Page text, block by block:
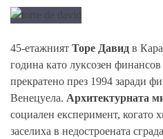
45-етажният Торе Давид в
година като луксозен
прекратено през 1994 заради
Венецуела. Архитектурната
социален експеримент, когато
заселиха в недостроената